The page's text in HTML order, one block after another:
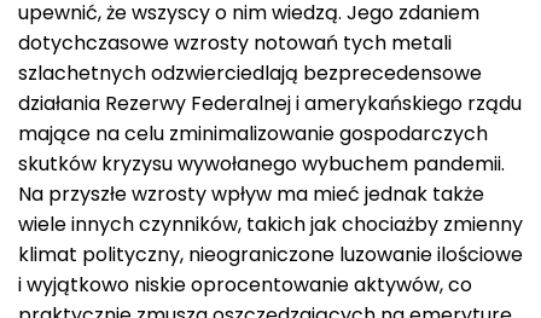
upewnić, że wszyscy o nim wiedzą. Jego zdaniem
dotychczasowe wzrosty notowań tych metali
szlachetnych odzwierciedlają bezprecedensowe
działania Rezerwy Federalnej i amerykańskiego rządu
mające na celu zminimalizowanie gospodarczych
skutków kryzysu wywołanego wybuchem pandemii.
Na przyszłe wzrosty wpływ ma mieć jednak także
wiele innych czynników, takich jak chociażby zmienny
klimat polityczny, nieograniczone luzowanie ilościowe
i wyjątkowo niskie oprocentowanie aktywów, co